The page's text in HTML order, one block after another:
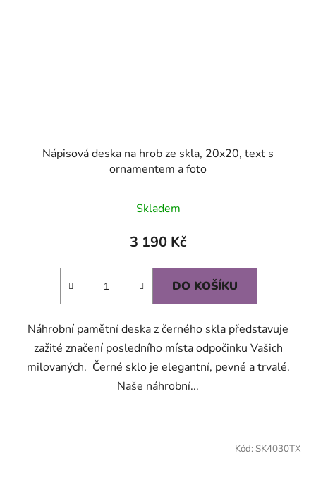
Nápisová deska na hrob ze skla, 20x20, text s
ornamentem a foto
hodnocení
produktu
5,0
hvězdiček.
Skladem
3 190 Kč
DO KOŠÍKU
Náhrobní pamětní deska z černého skla představuje
zažité značení posledního místa odpočinku Vašich
milovaných. Černé sklo je elegantní, pevné a trvalé.
Naše náhrobní...
Kód: SK4030TX